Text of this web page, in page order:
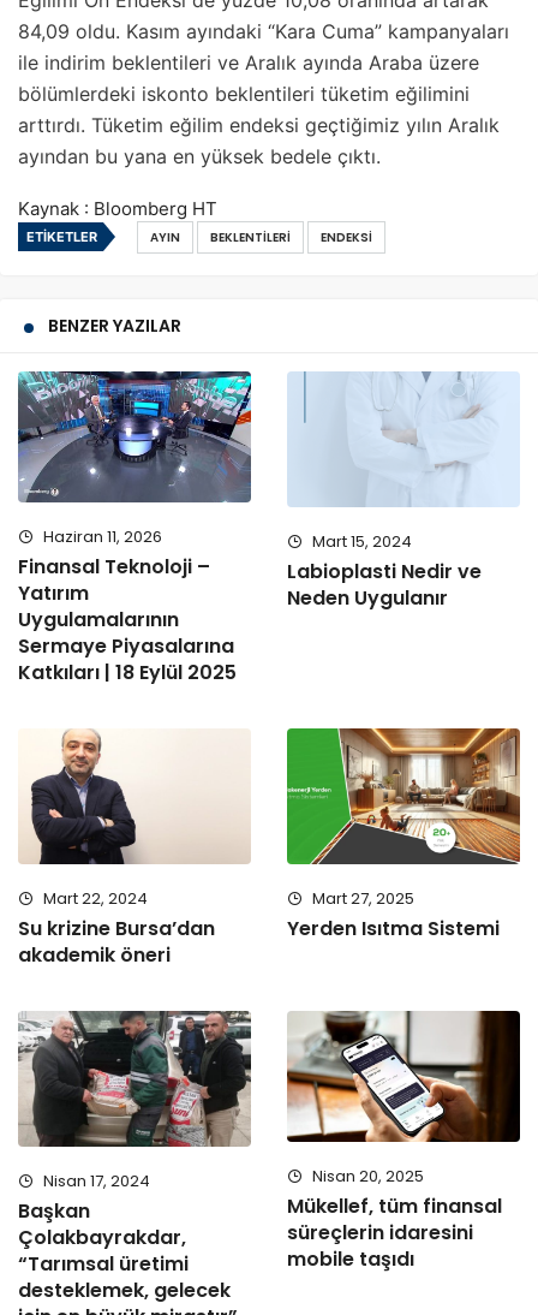
84,09 oldu. Kasım ayındaki “Kara Cuma” kampanyaları
ile indirim beklentileri ve Aralık ayında Araba üzere
bölümlerdeki iskonto beklentileri tüketim eğilimini
arttırdı. Tüketim eğilim endeksi geçtiğimiz yılın Aralık
ayından bu yana en yüksek bedele çıktı.
Kaynak : Bloomberg HT
ETIKETLER AYIN BEKLENTILERI ENDEKSI
BENZER YAZILAR
Haziran 11, 2026
Finansal Teknoloji –
Yatırım
Uygulamalarının
Sermaye Piyasalarına
Katkıları | 18 Eylül 2025
Mart 15, 2024
Labioplasti Nedir ve
Neden Uygulanır
Mart 22, 2024
Su krizine Bursa’dan
akademik öneri
Mart 27, 2025
Yerden Isıtma Sistemi
Nisan 17, 2024
Başkan
Çolakbayrakdar,
“Tarımsal üretimi
desteklemek, gelecek
Nisan 20, 2025
Mükellef, tüm finansal
süreçlerin idaresini
mobile taşıdı